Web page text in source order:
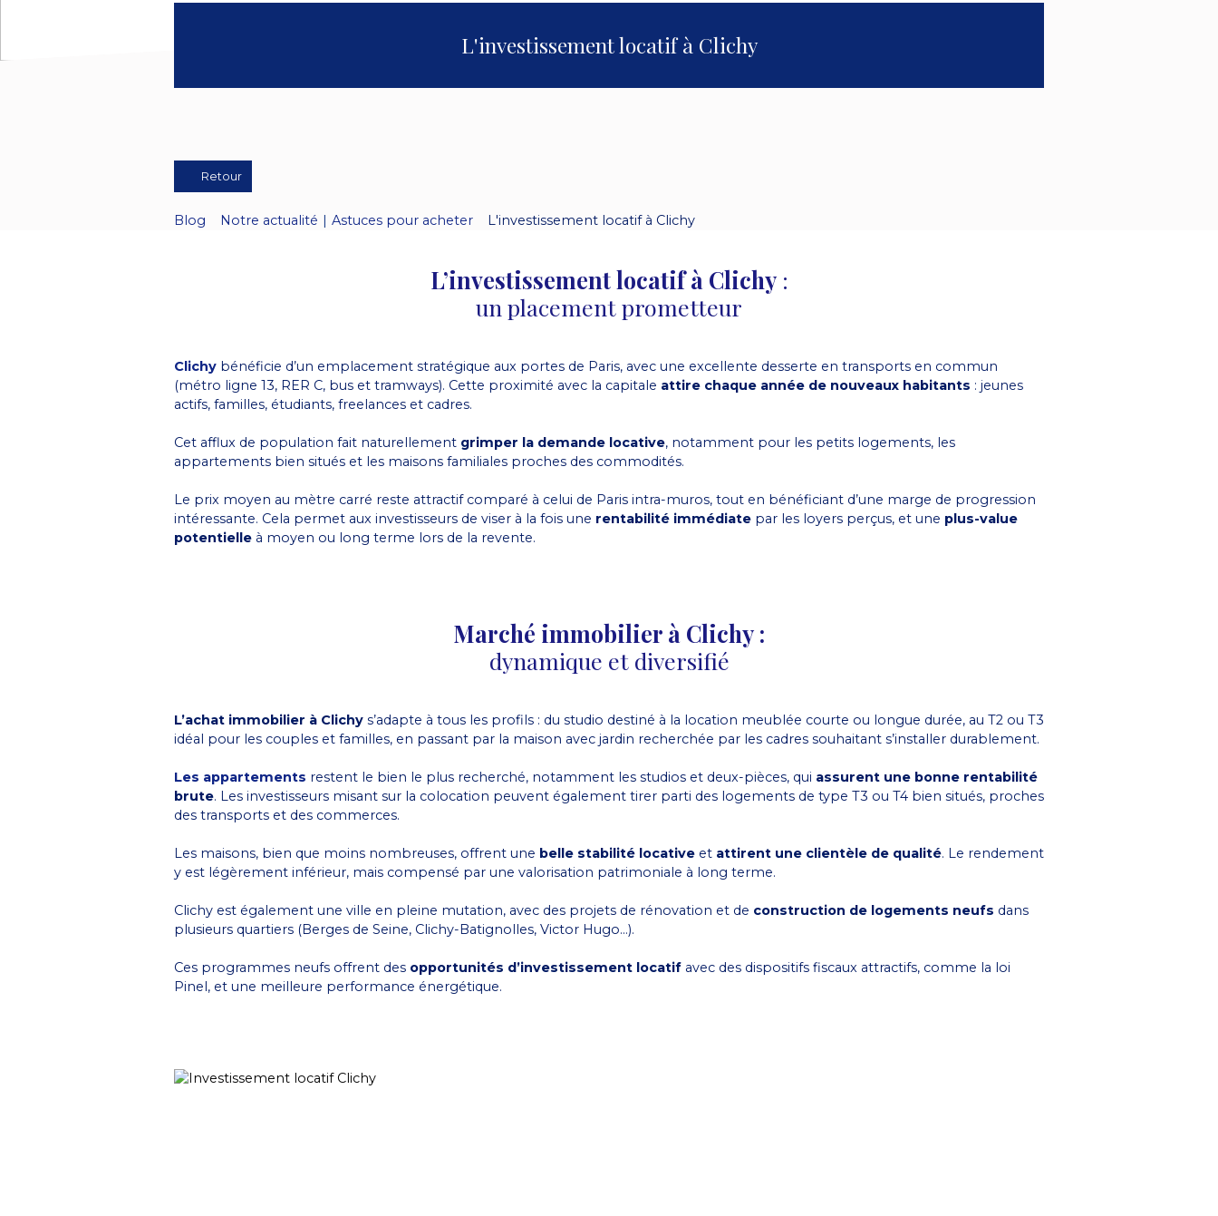
L'investissement locatif à Clichy
Retour
Blog Notre actualité | Astuces pour acheter L'investissement locatif à Clichy
L’investissement locatif à Clichy:
un placement prometteur
Clichy bénéficie d’un emplacement stratégique aux portes de Paris, avec une excellente desserte en transports en commun
(métro ligne 13, RER C, bus et tramways). Cette proximité avec la capitale attire chaque année de nouveaux habitants : jeunes
actifs, familles, étudiants, freelances et cadres.
Cet afflux de population fait naturellement grimper la demande locative, notamment pour les petits logements, les
appartements bien situés et les maisons familiales proches des commodités.
Le prix moyen au mètre carré reste attractif comparé à celui de Paris intra-muros, tout en bénéficiant d’une marge de progression
intéressante. Cela permet aux investisseurs de viser à la fois une rentabilité immédiate par les loyers perçus, et une plus-value
potentielle à moyen ou long terme lors de la revente.
Marché immobilier à Clichy :
dynamique et diversifié
L’achat immobilier à Clichy s’adapte à tous les profils : du studio destiné à la location meublée courte ou longue durée, au T2 ou T3
idéal pour les couples et familles, en passant par la maison avec jardin recherchée par les cadres souhaitant s’installer durablement.
Les appartements restent le bien le plus recherché, notamment les studios et deux-pièces, qui assurent une bonne rentabilité
brute. Les investisseurs misant sur la colocation peuvent également tirer parti des logements de type T3 ou T4 bien situés, proches
des transports et des commerces.
Les maisons, bien que moins nombreuses, offrent une belle stabilité locative et attirent une clientèle de qualité. Le rendement
y est légèrement inférieur, mais compensé par une valorisation patrimoniale à long terme.
Clichy est également une ville en pleine mutation, avec des projets de rénovation et de construction de logements neufs dans
plusieurs quartiers (Berges de Seine, Clichy-Batignolles, Victor Hugo…).
Ces programmes neufs offrent des opportunités d’investissement locatif avec des dispositifs fiscaux attractifs, comme la loi
Pinel, et une meilleure performance énergétique.